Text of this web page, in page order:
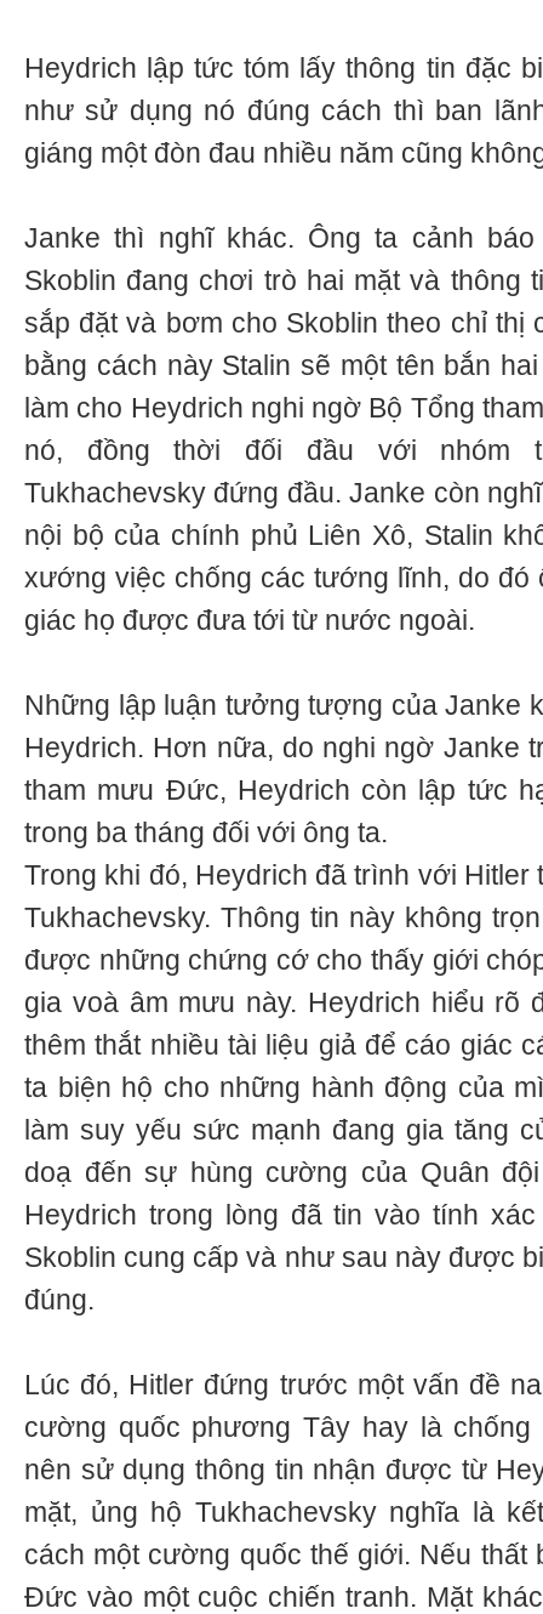
Heydrich lập tức tóm lấy thông tin đặc
như sử dụng nó đúng cách thì ban
giáng một đòn đau nhiều năm cũng
Janke thì nghĩ khác. Ông ta cảnh
Skoblin đang chơi trò hai mặt và thông
sắp đặt và bơm cho Skoblin theo chỉ thị
bằng cách này Stalin sẽ một tên bắn
làm cho Heydrich nghi ngờ Bộ Tổng
nó, đồng thời đối đầu với nhóm
Tukhachevsky đứng đầu. Janke còn
nội bộ của chính phủ Liên Xô, Stalin
xướng việc chống các tướng lĩnh, do đó
giác họ được đưa tới từ nước ngoài.
Những lập luận tưởng tượng của Janke
Heydrich. Hơn nữa, do nghi ngờ Janke
tham mưu Đức, Heydrich còn lập tức
trong ba tháng đối với ông ta.
Trong khi đó, Heydrich đã trình với Hitler
Tukhachevsky. Thông tin này không
được những chứng cớ cho thấy giới
gia voà âm mưu này. Heydrich hiểu rõ
thêm thắt nhiều tài liệu giả để cáo giác
ta biện hộ cho những hành động của
làm suy yếu sức mạnh đang gia tăng
doạ đến sự hùng cường của Quân
Heydrich trong lòng đã tin vào tính
Skoblin cung cấp và như sau này được
đúng.
Lúc đó, Hitler đứng trước một vấn đề
cường quốc phương Tây hay là chống
nên sử dụng thông tin nhận được từ
mặt, ủng hộ Tukhachevsky nghĩa là
cách một cường quốc thế giới. Nếu thất
Đức vào một cuộc chiến tranh. Mặt